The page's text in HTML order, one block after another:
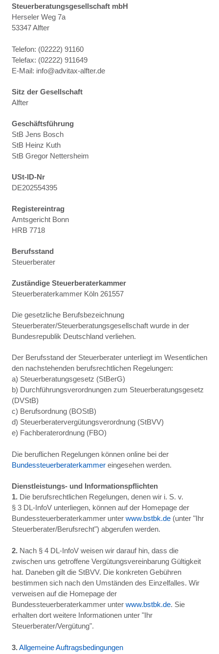
Steuerberatungsgesellschaft mbH
Herseler Weg 7a
53347 Alfter
Telefon: (02222) 91160
Telefax: (02222) 911649
E-Mail: info@advitax-alfter.de
Sitz der Gesellschaft
Alfter
Geschäftsführung
StB Jens Bosch
StB Heinz Kuth
StB Gregor Nettersheim
USt-ID-Nr
DE202554395
Registereintrag
Amtsgericht Bonn
HRB 7718
Berufsstand
Steuerberater
Zuständige Steuerberaterkammer
Steuerberaterkammer Köln 261557
Die gesetzliche Berufsbezeichnung
Steuerberater/Steuerberatungsgesellschaft wurde in der
Bundesrepublik Deutschland verliehen.
Der Berufsstand der Steuerberater unterliegt im Wesentlichen
den nachstehenden berufsrechtlichen Regelungen:
a) Steuerberatungsgesetz (StBerG)
b) Durchführungsverordnungen zum Steuerberatungsgesetz
(DVStB)
c) Berufsordnung (BOStB)
d) Steuerberatervergütungsverordnung (StBVV)
e) Fachberaterordnung (FBO)
Die beruflichen Regelungen können online bei der
Bundessteuerberaterkammer eingesehen werden.
Dienstleistungs- und Informationspflichten
1. Die berufsrechtlichen Regelungen, denen wir i. S. v.
§ 3 DL-InfoV unterliegen, können auf der Homepage der
Bundessteuerberaterkammer unter www.bstbk.de (unter "Ihr
Steuerberater/Berufsrecht") abgerufen werden.
2. Nach § 4 DL-InfoV weisen wir darauf hin, dass die
zwischen uns getroffene Vergütungsvereinbarung Gültigkeit
hat. Daneben gilt die StBVV. Die konkreten Gebühren
bestimmen sich nach den Umständen des Einzelfalles. Wir
verweisen auf die Homepage der
Bundessteuerberaterkammer unter www.bstbk.de. Sie
erhalten dort weitere Informationen unter "Ihr
Steuerberater/Vergütung".
3.Allgemeine Auftragsbedingungen